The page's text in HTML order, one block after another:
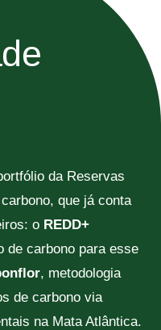
da Reservas
que já conta
o REDD+
de carbono para esse
, metodologia
de carbono via
na Mata Atlântica.